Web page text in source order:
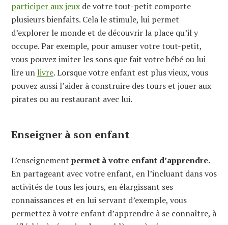
participer aux jeux de votre tout-petit comporte
plusieurs bienfaits. Cela le stimule, lui permet
d’explorer le monde et de découvrir la place qu’il y
occupe. Par exemple, pour amuser votre tout-petit,
vous pouvez imiter les sons que fait votre bébé ou lui
lire un livre. Lorsque votre enfant est plus vieux, vous
pouvez aussi l’aider à construire des tours et jouer aux
pirates ou au restaurant avec lui.
Enseigner à son enfant
L’enseignement permet à votre enfant d’apprendre.
En partageant avec votre enfant, en l’incluant dans vos
activités de tous les jours, en élargissant ses
connaissances et en lui servant d’exemple, vous
permettez à votre enfant d’apprendre à se connaître, à